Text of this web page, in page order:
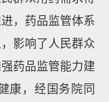
，药品监管体系
影响了人民群众
药品监管能力建
康，经国务院同